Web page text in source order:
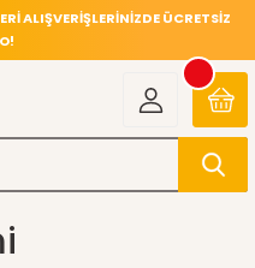
ALIŞVERİŞLERİNİZDE ÜCRETSİZ